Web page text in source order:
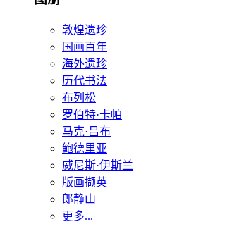
敦煌遗珍
国画百年
海外遗珍
历代书法
布列松
罗伯特·卡帕
马克·吕布
鲍德里亚
威尼斯·伊斯兰
版画撷英
郎静山
更多...